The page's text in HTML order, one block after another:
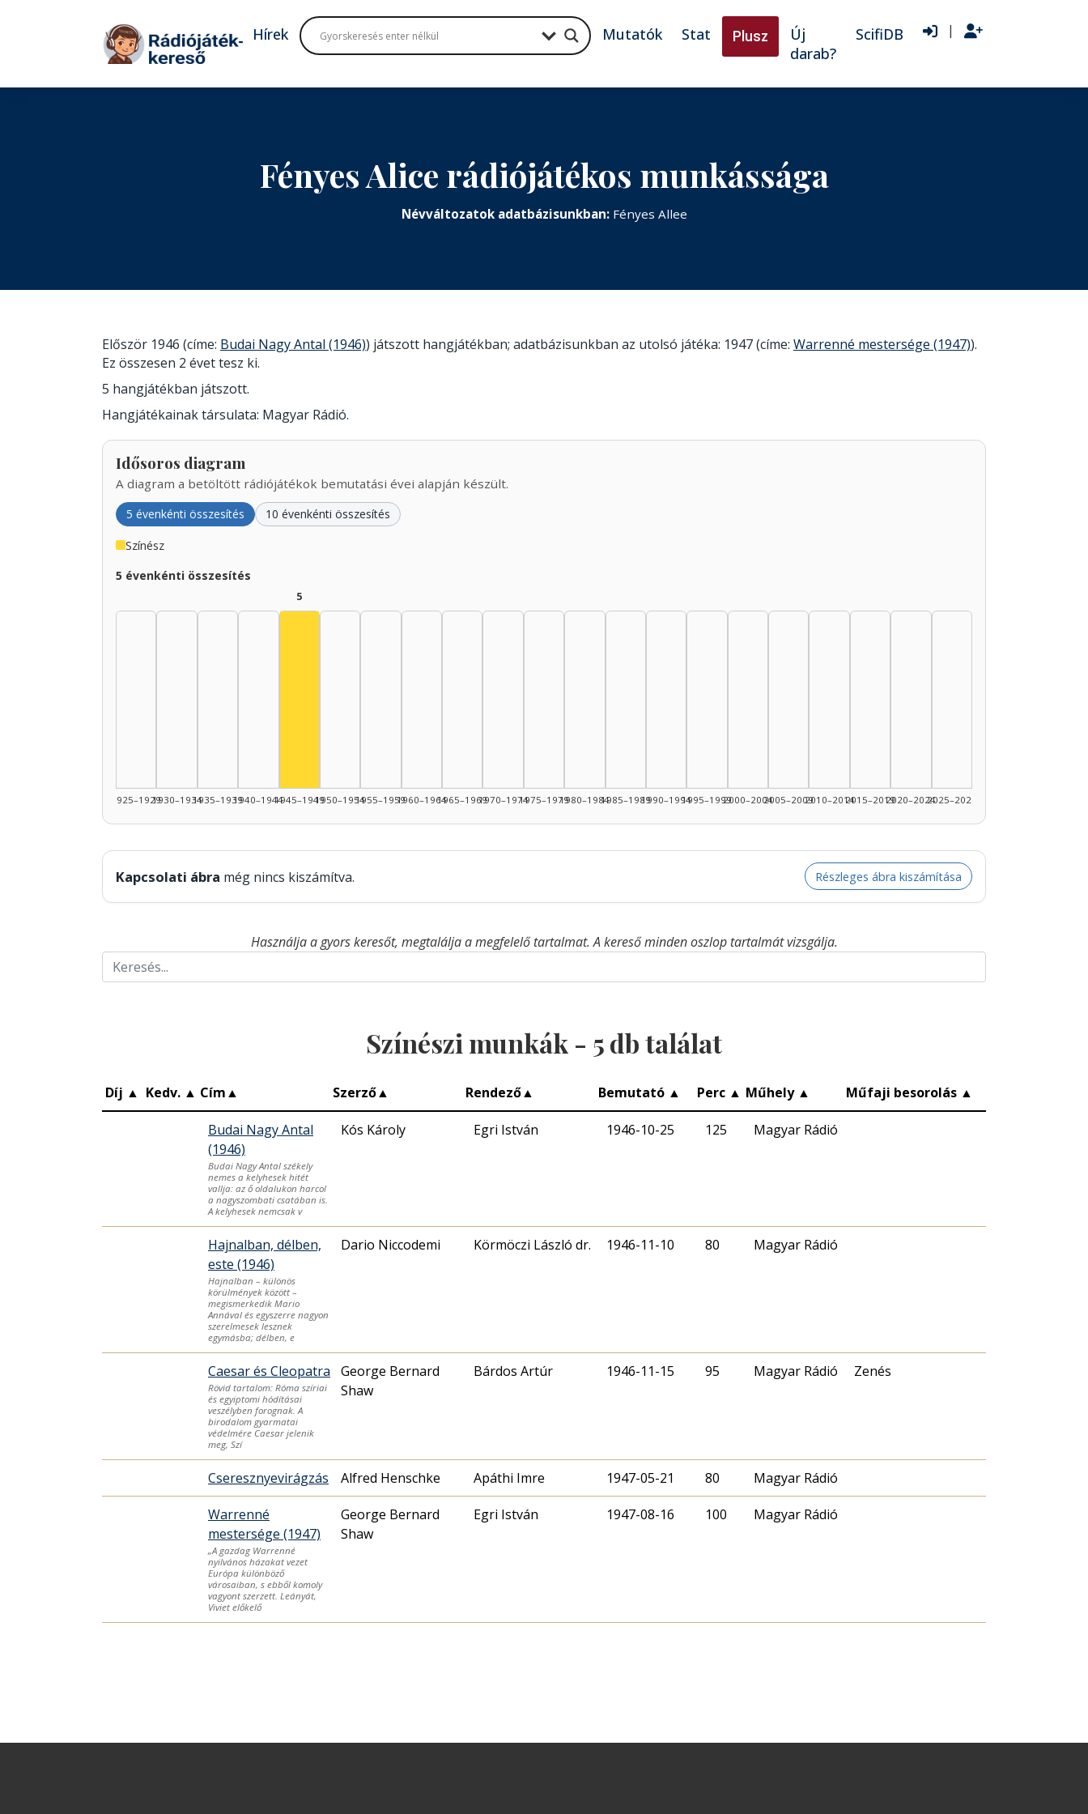
Tovább a tartalomhoz
Hírek Mutatók Stat Plusz
Új
darab?
ScifiDB |
Fényes Alice rádiójátékos munkássága
Névváltozatok adatbázisunkban: Fényes Allee
Először 1946 (címe: Budai Nagy Antal (1946)) játszott hangjátékban; adatbázisunkban az utolsó játéka: 1947 (címe: Warrenné mestersége (1947)).
Ez összesen 2 évet tesz ki.
5 hangjátékban játszott.
Hangjátékainak társulata: Magyar Rádió.
Idősoros diagram
A diagram a betöltött rádiójátékok bemutatási évei alapján készült.
5 évenkénti összesítés 10 évenkénti összesítés
Színész
5 évenkénti összesítés
1925–19291930–19341935–19391940–1944
5
1945–19491950–19541955–19591960–19641965–19691970–19741975–19791980–19841985–19891990–19941995–19992000–20042005–20092010–20142015–20192020–20242025–2026
Kapcsolati ábra még nincs kiszámítva. Részleges ábra kiszámítása
Használja a gyors keresőt, megtalálja a megfelelő tartalmat. A kereső minden oszlop tartalmát vizsgálja.
Színészi munkák - 5db találat
Díj ▲ Kedv. ▲ Cím▲ Szerző▲ Rendező▲ Bemutató ▲ Perc ▲ Műhely ▲ Műfaji besorolás ▲
Budai Nagy Antal
(1946)
Budai Nagy Antal székely
nemes a kelyhesek hitét
vallja: az ő oldalukon harcol
a nagyszombati csatában is.
A kelyhesek nemcsak v
Kós Károly Egri István 1946-10-25 125 Magyar Rádió
Hajnalban, délben,
este (1946)
Hajnalban – különös
körülmények között –
megismerkedik Mario
Annával és egyszerre nagyon
szerelmesek lesznek
egymásba; délben, e
Dario Niccodemi Körmöczi László dr. 1946-11-10 80 Magyar Rádió
Caesar és Cleopatra
Rövid tartalom: Róma szíriai
és egyiptomi hódításai
veszélyben forognak. A
birodalom gyarmatai
védelmére Caesar jelenik
meg, Szí
George Bernard
Shaw
Bárdos Artúr 1946-11-15 95 Magyar Rádió Zenés
Cseresznyevirágzás Alfred Henschke Apáthi Imre 1947-05-21 80 Magyar Rádió
Warrenné
mestersége (1947)
„A gazdag Warrenné
nyilvános házakat vezet
Európa különböző
városaiban, s ebből komoly
vagyont szerzett. Leányát,
Viviet előkelő
George Bernard
Shaw
Egri István 1947-08-16 100 Magyar Rádió